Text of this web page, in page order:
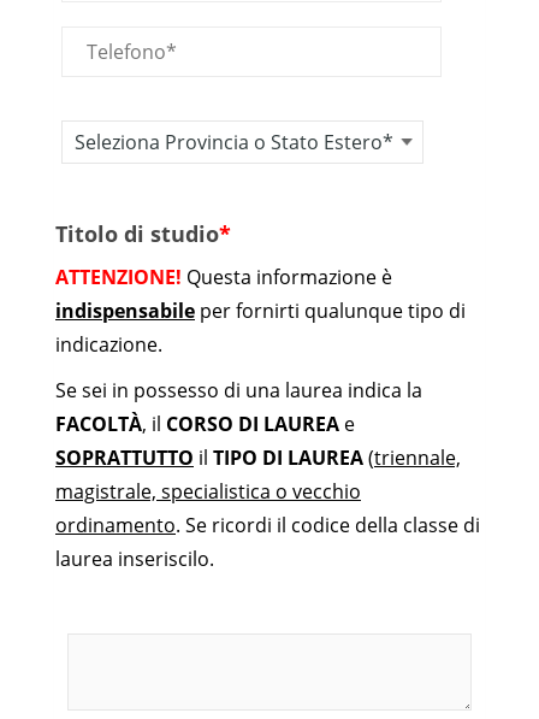
Titolo di studio*
ATTENZIONE! Questa informazione è
indispensabile per fornirti qualunque tipo di
indicazione.
Se sei in possesso di una laurea indica la
FACOLTÀ, il CORSO DI LAUREA e
SOPRATTUTTO il TIPO DI LAUREA(triennale,
magistrale, specialistica o vecchio
ordinamento. Se ricordi il codice della classe di
laurea inseriscilo.